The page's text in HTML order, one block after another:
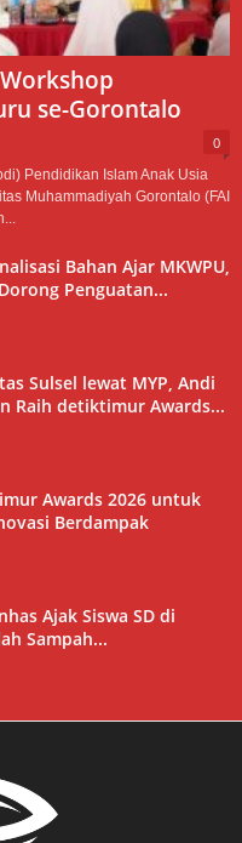
se-Gorontalo
0
Pendidikan Islam Anak Usia
Muhammadiyah Gorontalo (FAI
Bahan Ajar MKWPU,
Penguatan...
Sulsel lewat MYP, Andi
Raih detiktimur Awards...
Awards 2026 untuk
Berdampak
Ajak Siswa SD di
Sampah...